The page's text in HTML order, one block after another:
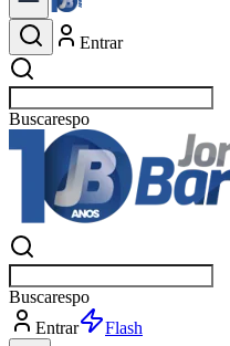
Entrar
Buscarpolít
Buscarpolít
Entrar
Explorar